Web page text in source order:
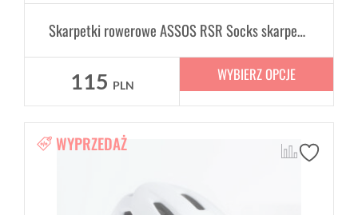
Skarpetki rowerowe ASSOS RSR Socks skarpety Unisex
115 PLN
WYBIERZ OPCJE
WYPRZEDAŻ